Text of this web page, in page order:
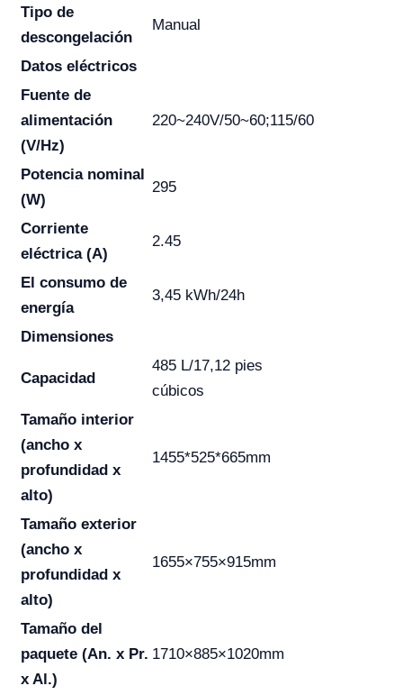
Tipo de
descongelación
Manual
Datos eléctricos
Fuente de
alimentación
(V/Hz)
220~240V/50~60;115/60
Potencia nominal
(W)
295
Corriente
eléctrica (A)
2.45
El consumo de
energía
3,45 kWh/24h
Dimensiones
Capacidad
485 L/17,12 pies
cúbicos
Tamaño interior
(ancho x
profundidad x
alto)
1455*525*665mm
Tamaño exterior
(ancho x
profundidad x
alto)
1655×755×915mm
Tamaño del
paquete (An. x Pr.
x Al.)
1710×885×1020mm